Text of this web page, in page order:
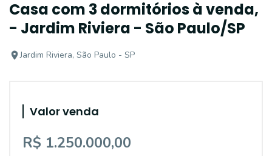
Casa com 3 dormitórios à venda,
- Jardim Riviera - São Paulo/SP
Jardim Riviera, São Paulo - SP
Valor venda
R$ 1.250.000,00